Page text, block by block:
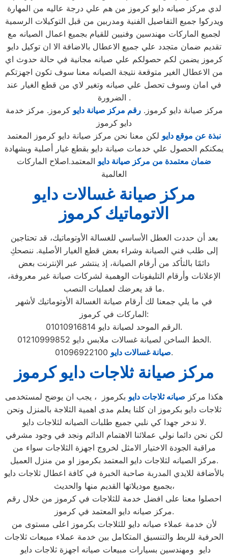
لدي مركز صيانه دايو كرموز من هم علي درجة عاليه من المهارة
ويدركوا جميع التفاصيل الفنية ومدربين من قبل التوكيلات الرسمية
لجميع الماركات مهندسين وفنيين للقيام بجميع اعمال الصيانه مع
تقديم ضمان متجدد علي جميع الاعطال بالاضافة الا ان توكيل دايو
كرموز يضمن لكم حصولكم علي صيانه مجانية في حالة حدوث اي
من الاعطال الغير متوقعة نتيجة الصيانه معنا سوف تكون اجهزتكم
في امان وسوف تحصل علي صيانه وتغير لاي من قطع الغيار عند
الضرورة .
مركز صيانة دايو كرموز.رقم مركز صيانة دايو كرموز. مركز خدمة
دايو كرموز
نبذة عن موقع دايو لكن معنا نحن مركز صيانة دايو كرموز المعتمد
يمكنكم الحصول علي خدمات صيانة دايو بقطع غيار أصلية وبشهادة
ضمان معتمدة من مركز صيانة دايو المعتمد.اصلاح الماركات
العالمية
مركز صيانة غسالات دايو
الاتوماتيك كرموز
بعد أن حددت العطل الأساسي للغسالة الأوتوماتيك، قد تحتاجين
إلى طلب فني الصيانة وشراء بعض قطع الغيار الأصلية. ننصحكِ
دائمًا بالتأكد من أرقام الصيانة، إذ ينتشر عبر الإنترنت بعض
الإعلانات وأرقام التليفونات الوهمية لشركات صيانة غير معروفة،
ما قد يعرضك لعمليات النصب.
في ما يلي جمعنا لك أرقام صيانة الغسالة الأوتوماتيك لأشهر
الماركات في كرموز:
الرقم الموحد لصيانة دايو 01010916814.
الخط الساخن لصيانة غسالات ملابس دايو 01210999852.
صيانة غسالات دايو01096922100.
مركز صيانة ثلاجات دايو كرموز
هكذا مركز صيانه ثلاجات دايو بكرموز ، يجب ان يوضح لمستخدمى
ثلاجات دايو بكرموز ان كلنا يعلم مدى اهمية الثلاجة بالمنزل ونحن
لا ندخر جهدا كي نلبي جميع طلبات الصيانه لثلاجات دايو.
لكن نحن دائما نولي عملائنا الاهتمام الدائم ونجد في وجود مشرفي
مراقبة الجودة الاختيار الامثل لخروج اجهزة الثلاجات سواء من
مركز الصيانه لثلاجات دايو المعتمد بكرموز او من منزل العميل.
بالأضافة للايدي المدربة صاحبة الخبرة في كافة اعطال ثلاجات دايو
بجميع موديلاتها القديم منها والحديث،
احصلوا معنا على افضل خدمة للثلاجات في كرموز من خلال رقم
مركز صيانه دايو المعتمد في كرموز.
لأن خدمة عملاء صيانه دايو للثلاجات بكرموز اعلى مستوى من
الحرفية للربط والتنسيق المتكامل بين خدمة عملاء مبيعات ثلاجات
دايو ومهندسين بسيارات مبيعات صيانه اجهزة ثلاجات دايو